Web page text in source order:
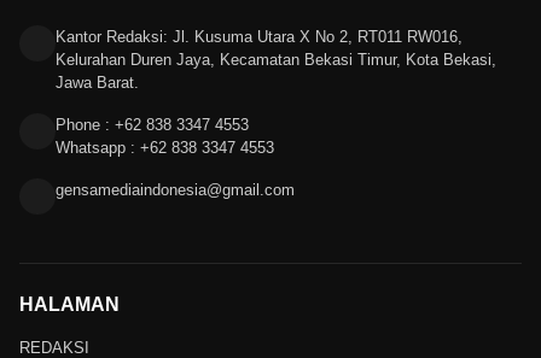
Kantor Redaksi: Jl. Kusuma Utara X No 2, RT011 RW016,
Kelurahan Duren Jaya, Kecamatan Bekasi Timur, Kota Bekasi,
Jawa Barat.
Phone : +62 838 3347 4553
Whatsapp : +62 838 3347 4553
gensamediaindonesia@gmail.com
HALAMAN
REDAKSI